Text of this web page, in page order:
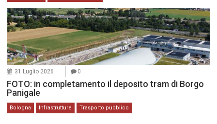
31 Luglio 2026 0
FOTO: in completamento il deposito tram di Borgo
Panigale
Bologna Infrastrutture Trasporto pubblico